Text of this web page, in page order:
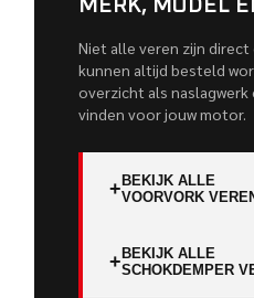
MERK, MODEL
Niet alle veren zijn direct
kunnen altijd besteld
overzicht als
vinden voor jouw motor.
+BEKIJK ALLE
VOORVORK
+BEKIJK ALLE
SCHOKDEMPER